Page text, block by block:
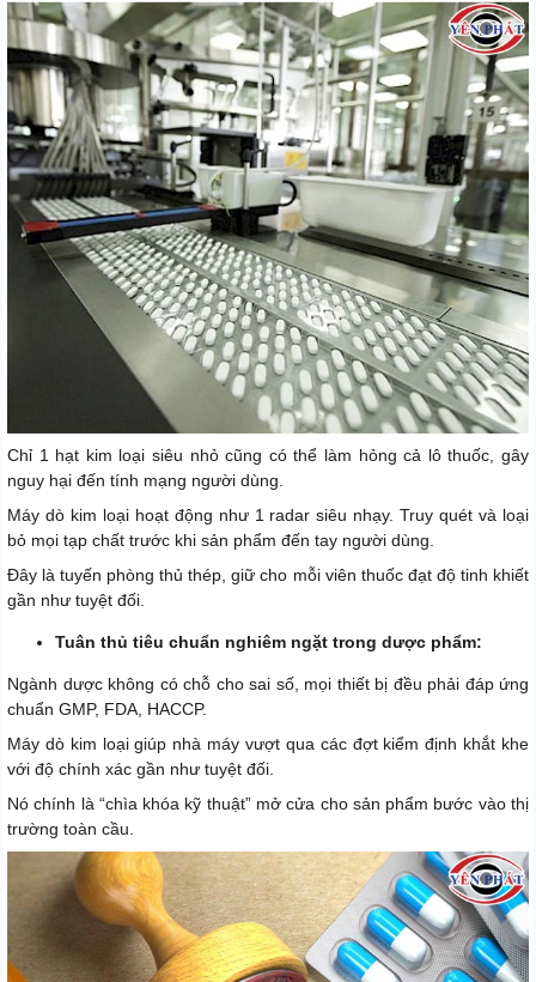
Chỉ 1 hạt kim loại siêu nhỏ cũng có thể làm hỏng cả lô thuốc, gây
nguy hại đến tính mạng người dùng.
Máy dò kim loại hoạt động như 1 radar siêu nhạy. Truy quét và loại
bỏ mọi tạp chất trước khi sản phẩm đến tay người dùng.
Đây là tuyến phòng thủ thép, giữ cho mỗi viên thuốc đạt độ tinh khiết
gần như tuyệt đối.
Tuân thủ tiêu chuẩn nghiêm ngặt trong dược phẩm:
Ngành dược không có chỗ cho sai số, mọi thiết bị đều phải đáp ứng
chuẩn GMP, FDA, HACCP.
Máy dò kim loại giúp nhà máy vượt qua các đợt kiểm định khắt khe
với độ chính xác gần như tuyệt đối.
Nó chính là “chìa khóa kỹ thuật” mở cửa cho sản phẩm bước vào thị
trường toàn cầu.